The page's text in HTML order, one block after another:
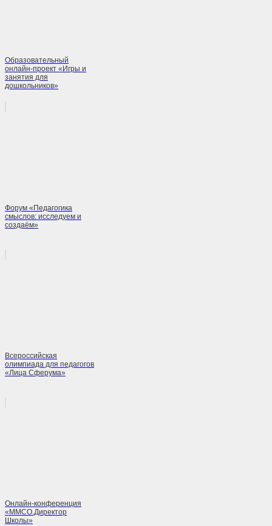
Образовательный
онлайн-проект «Игры и
занятия для
дошкольников»
Форум «Педагогика
смыслов: исследуем и
создаём»
Всероссийская
олимпиада для педагогов
«Лица Сферума»
Онлайн-конференция
«ММСО.Директор
Школы»